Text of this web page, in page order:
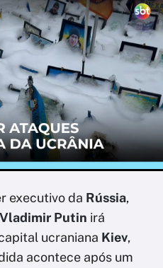
executivo da Rússia,
Vladimir Putin irá
ucraniana Kiev,
acontece após um